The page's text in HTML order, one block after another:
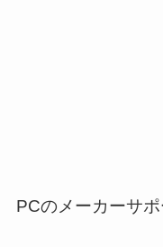
PCのメーカーサ